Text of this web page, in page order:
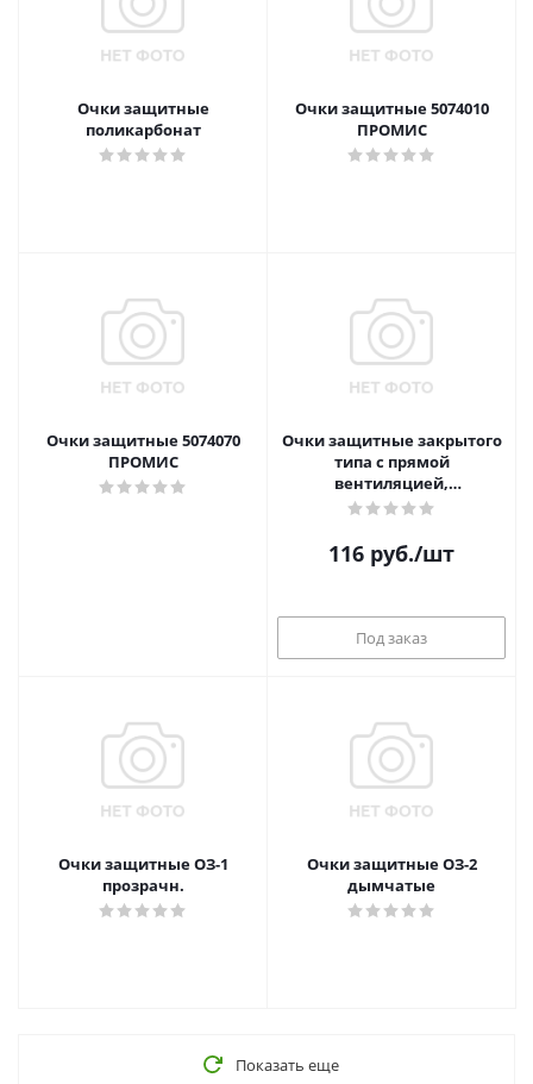
Очки защитные
поликарбонат
Очки защитные 5074010
ПРОМИС
Очки защитные 5074070
ПРОМИС
Очки защитные закрытого
типа с прямой
вентиляцией,
поликарбонат, ПВХ Сибртех
116 руб./шт
Под заказ
Очки защитные ОЗ-1
прозрачн.
Очки защитные ОЗ-2
дымчатые
Показать еще